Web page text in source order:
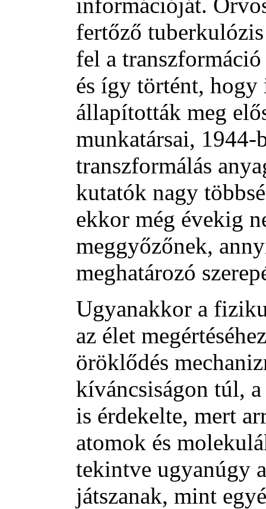
fertőző
fel a
és így történt,
állapították meg
munkatársai, 1944-
transzformálás
kutatók nagy
ekkor még évekig
meggyőzőnek,
meghatározó
Ugyanakkor a
az élet
öröklődés
kíváncsiságon túl,
is érdekelte, mert
atomok és
tekintve ugyanúgy
játszanak, mint